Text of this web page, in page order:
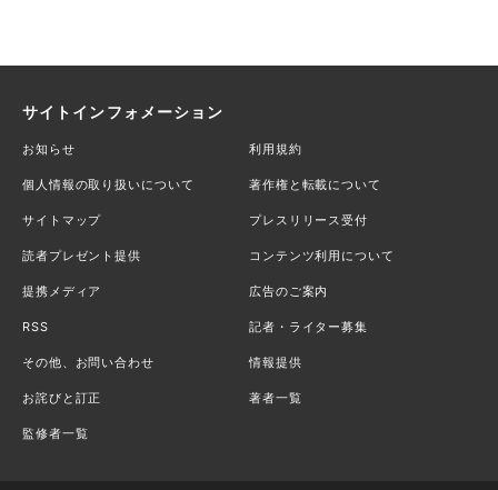
サイトインフォメーション
お知らせ 利用規約
個人情報の取り扱いについて 著作権と転載について
サイトマップ プレスリリース受付
読者プレゼント提供 コンテンツ利用について
提携メディア 広告のご案内
RSS 記者・ライター募集
その他、お問い合わせ 情報提供
お詫びと訂正 著者一覧
監修者一覧